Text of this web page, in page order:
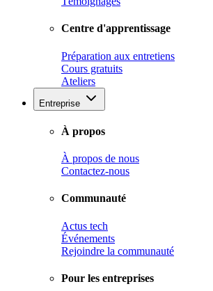
Centre d'apprentissage
Préparation aux entretiens
Cours gratuits
Ateliers
Entreprise
À propos
À propos de nous
Contactez-nous
Communauté
Actus tech
Événements
Rejoindre la communauté
Pour les entreprises